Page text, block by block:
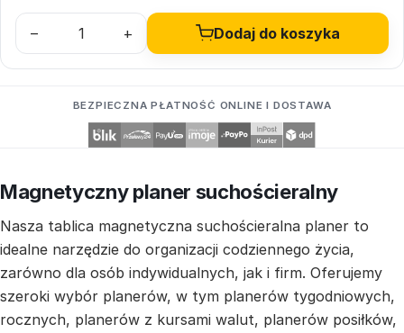
– + Dodaj do koszyka
BEZPIECZNA PŁATNOŚĆ ONLINE I DOSTAWA
Magnetyczny planer suchościeralny
Nasza tablica magnetyczna suchościeralna planer to
idealne narzędzie do organizacji codziennego życia,
zarówno dla osób indywidualnych, jak i firm. Oferujemy
szeroki wybór planerów, w tym planerów tygodniowych,
rocznych, planerów z kursami walut, planerów posiłków,